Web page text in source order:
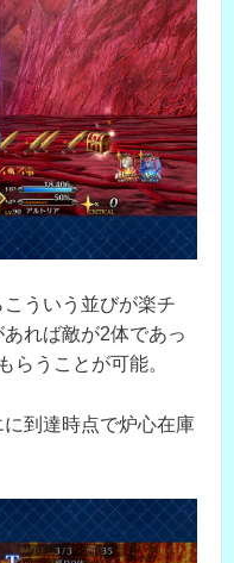
ういう並びが楽チ
れば敵が2体であっ
らうことが可能。
到達時点で炉心在庫